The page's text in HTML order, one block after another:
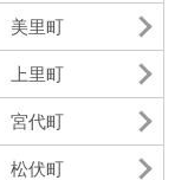
美里町
上里町
宮代町
松伏町